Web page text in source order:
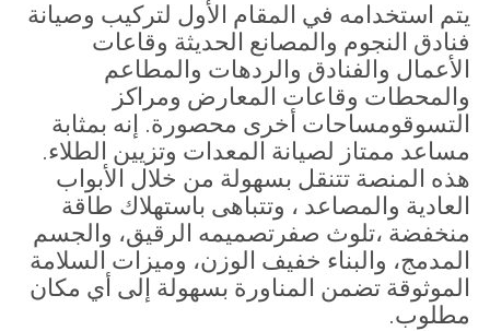
يتم استخدامه في المقام الأول لتركيب وصيانة
فنادق النجوم والمصانع الحديثة وقاعات
الأعمال والفنادق والردهات والمطاعم
والمحطات وقاعات المعارض ومراكز
التسوقومساحات أخرى محصورة. إنه بمثابة
مساعد ممتاز لصيانة المعدات وتزيين الطلاء.
هذه المنصة تتنقل بسهولة من خلال الأبواب
العادية والمصاعد ، وتتباهى باستهلاك طاقة
منخفضة ،تلوث صفرتصميمه الرقيق، والجسم
المدمج، والبناء خفيف الوزن، وميزات السلامة
الموثوقة تضمن المناورة بسهولة إلى أي مكان
مطلوب.